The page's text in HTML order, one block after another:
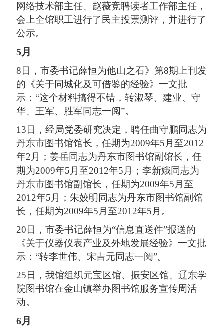
网络技术部主任、赵薇竞聘读者工作部主任，
会上全馆职工进行了民主投票测评，并进行了
公示。
5月
8日，市委书记薛恒为他山之石》第8期上刊发
的《关于同城化及可借鉴的经验》一文批
示：“这个材料搞得不错，转淑琴、建业、守
华、王军、胜军同志一阅”。
13日，经局党委研究决定，聘任曲守鹏同志为
丹东市图书馆馆长，任期为2009年5月至2012
年2月；姜岳同志为丹东市图书馆副馆长，任
期为2009年5月至2012年5月；李新娥同志为
丹东市图书馆副馆长，任期为2009年5月至
2012年5月；朱姣明同志为丹东市图书馆副馆
长，任期为2009年5月至2012年5月。
20日，市委书记薛恒为“信息直送件”报送的
《关于仪器仪表产业及外地发展经验》一文批
示：“转李世伟、宋吉元同志一阅”。
25日，我馆组织元宝区馆、振安区馆、辽东学
院图书馆在金山镇举办图书馆服务宣传周活
动。
6月